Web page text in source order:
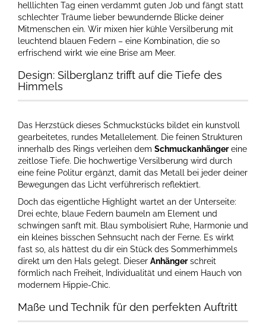
helllichten Tag einen verdammt guten Job und fängt statt
schlechter Träume lieber bewundernde Blicke deiner
Mitmenschen ein. Wir mixen hier kühle Versilberung mit
leuchtend blauen Federn – eine Kombination, die so
erfrischend wirkt wie eine Brise am Meer.
Design: Silberglanz trifft auf die Tiefe des
Himmels
Das Herzstück dieses Schmuckstücks bildet ein kunstvoll
gearbeitetes, rundes Metallelement. Die feinen Strukturen
innerhalb des Rings verleihen dem Schmuckanhängereine
zeitlose Tiefe. Die hochwertige Versilberung wird durch
eine feine Politur ergänzt, damit das Metall bei jeder deiner
Bewegungen das Licht verführerisch reflektiert.
Doch das eigentliche Highlight wartet an der Unterseite:
Drei echte, blaue Federn baumeln am Element und
schwingen sanft mit. Blau symbolisiert Ruhe, Harmonie und
ein kleines bisschen Sehnsucht nach der Ferne. Es wirkt
fast so, als hättest du dir ein Stück des Sommerhimmels
direkt um den Hals gelegt. Dieser Anhängerschreit
förmlich nach Freiheit, Individualität und einem Hauch von
modernem Hippie-Chic.
Maße und Technik für den perfekten Auftritt